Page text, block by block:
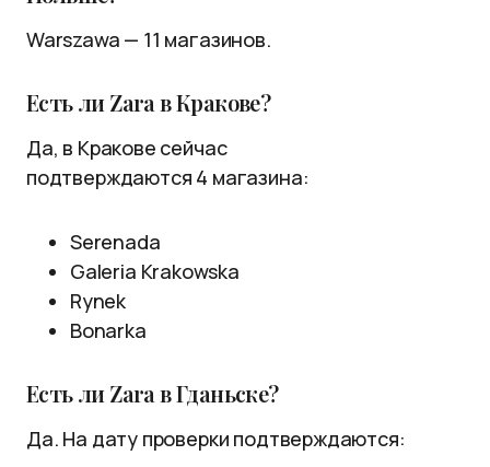
Warszawa — 11 магазинов.
Есть ли Zara в Кракове?
Да, в Кракове сейчас
подтверждаются 4 магазина:
Serenada
Galeria Krakowska
Rynek
Bonarka
Есть ли Zara в Гданьске?
Да. На дату проверки подтверждаются: